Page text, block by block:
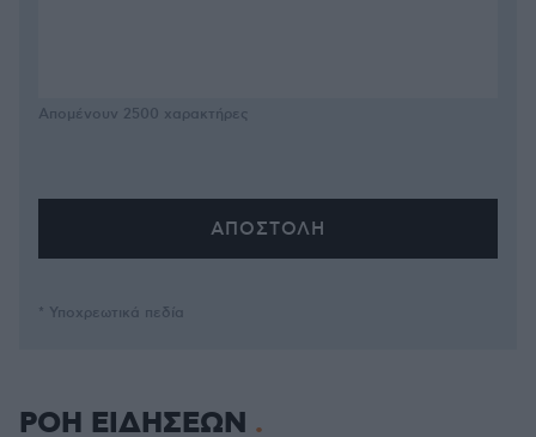
Απομένουν 2500 χαρακτήρες
* Υποχρεωτικά πεδία
ΡΟΗ ΕΙΔΗΣΕΩΝ